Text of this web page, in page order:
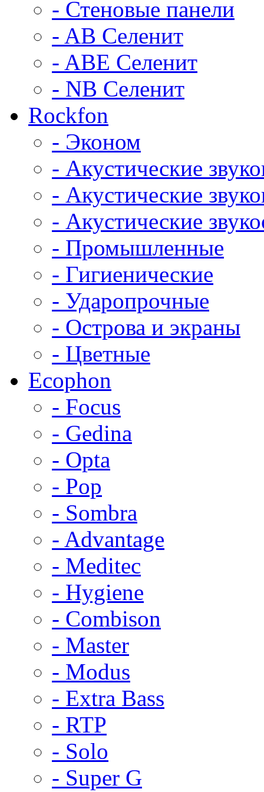
- Стеновые панели
- AB Селенит
- ABE Селенит
- NB Селенит
Rockfon
- Эконом
- Акустические
- Акустические
- Акустические
- Промышленные
- Гигиенические
- Ударопрочные
- Острова и экраны
- Цветные
Ecophon
- Focus
- Gedina
- Opta
- Pop
- Sombra
- Advantage
- Meditec
- Hygiene
- Combison
- Master
- Modus
- Extra Bass
- RTP
- Solo
- Super G